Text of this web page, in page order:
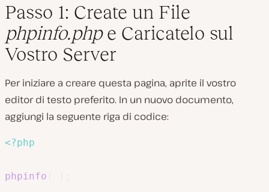
Passo 1: Create un File
phpinfo.phpe Caricatelo sul
Vostro Server
Per iniziare a creare questa pagina, aprite il vostro
editor di testo preferito. In un nuovo documento,
aggiungi la seguente riga di codice:
<?php
phpinfo